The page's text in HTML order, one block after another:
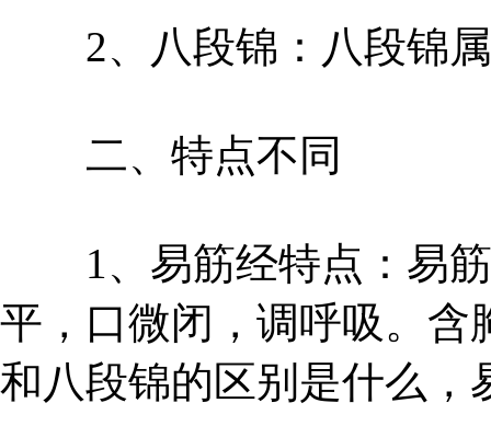
2、八段锦：八段锦属
二、特点不同
1、易筋经特点：易筋
平，口微闭，调呼吸。含
和八段锦的区别是什么，